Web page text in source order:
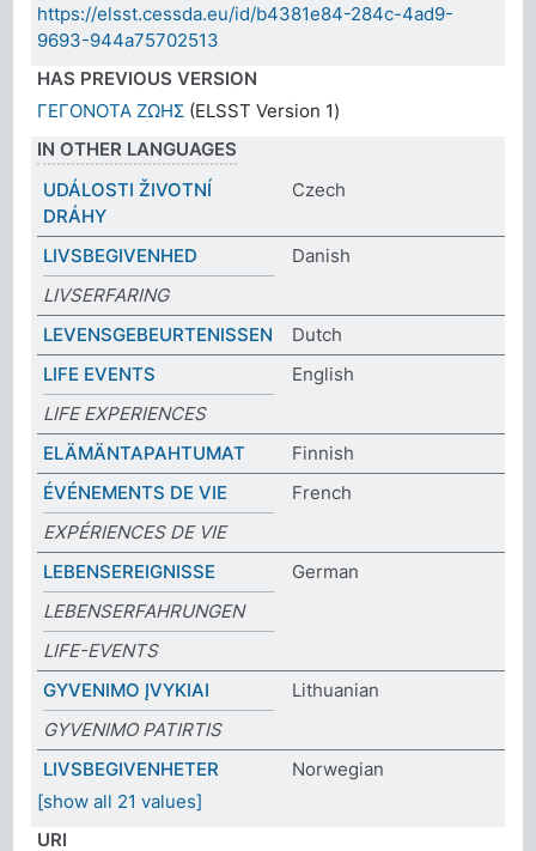
https://elsst.cessda.eu/id/b4381e84-284c-4ad9-
9693-944a75702513
HAS PREVIOUS VERSION
ΓΕΓΟΝΟΤΑ ΖΩΗΣ (ELSST Version 1)
IN OTHER LANGUAGES
UDÁLOSTI ŽIVOTNÍ
DRÁHY
Czech
LIVSBEGIVENHED
Danish
LIVSERFARING
LEVENSGEBEURTENISSEN
Dutch
LIFE EVENTS
English
LIFE EXPERIENCES
ELÄMÄNTAPAHTUMAT
Finnish
ÉVÉNEMENTS DE VIE
French
EXPÉRIENCES DE VIE
LEBENSEREIGNISSE
German
LEBENSERFAHRUNGEN
LIFE-EVENTS
GYVENIMO ĮVYKIAI
Lithuanian
GYVENIMO PATIRTIS
LIVSBEGIVENHETER
Norwegian
[show all 21 values]
URI